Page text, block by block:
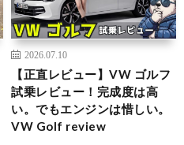
2026.07.10
【正直レビュー】VW ゴルフ
試乗レビュー！完成度は高
い。でもエンジンは惜しい。
VW Golf review